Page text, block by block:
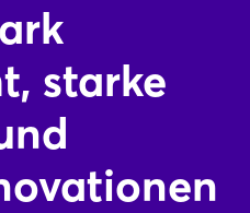
starke